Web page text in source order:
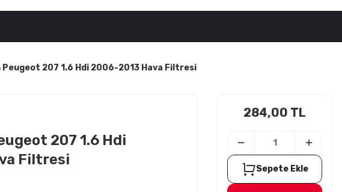
Peugeot 207 1.6 Hdi 2006-2013 Hava Filtresi
207 1.6 Hdi
Filtresi
284,00 TL
Sepete Ekle